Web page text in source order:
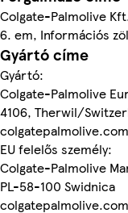
Colgate-Palmolive
6. em, Információs
Gyártó címe
Gyártó:
Colgate-Palmolive
4106, Therwil/
colgatepalmolive.com
EU felelős személy:
Colgate-Palmolive
PL-58-100 Swidnica
colgatepalmolive.com